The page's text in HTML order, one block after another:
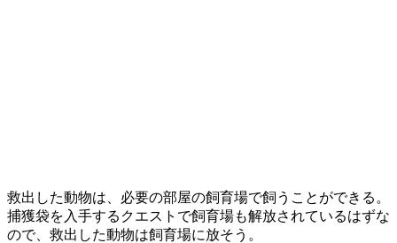
救出した動物は、必要の部屋の飼育場で飼うことができる。
捕獲袋を入手するクエストで飼育場も解放されているはずな
ので、救出した動物は飼育場に放そう。